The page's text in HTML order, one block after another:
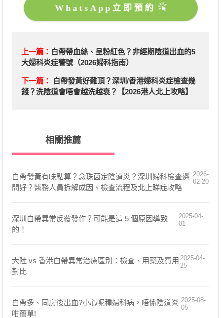
WhatsApp立即預約
上一篇： 白帶帶血絲、呈粉紅色？非經期陰道出血的5
大婦科炎症警號（2026婦科指南）
下一篇：
白帶發黃好難頂？深圳/香港婦科炎症檢查幾
錢？洗陰道會唔會越洗越衰？【2026港人北上攻略】
相關推薦
白帶發黃有味點算？念珠菌定陰道炎？深圳婦科檢查邊
間好？醫務人員拆解成因、檢查流程及北上睇症攻略
2026-
02-20
深圳白帶異常反覆發作？可能是這 5 個原因導致
的！
2025-04-
01
大陸 vs 香港白帶異常治療區別：檢查、用藥及費用
對比
2025-04-
25
白帶多、同房後出血?小心呢種婦科病，唔係陰道炎
咁簡單!
2025-08-
05